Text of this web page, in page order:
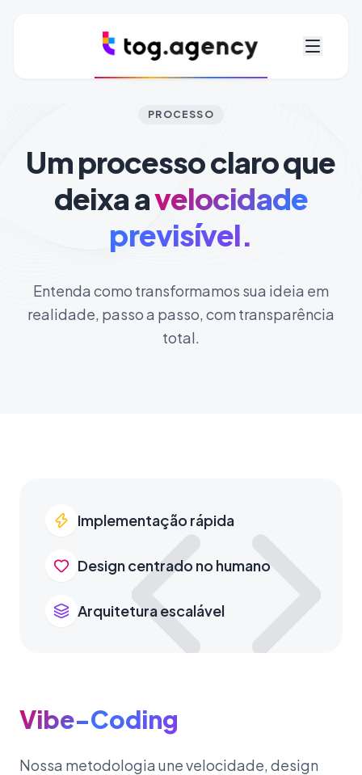
PROCESSO
Um processo claro que
deixa avelocidade
previsível.
Entenda como transformamos sua ideia em
realidade, passo a passo, com transparência
total.
Implementação rápida
Design centrado no humano
Arquitetura escalável
Vibe-Coding
Nossa metodologia une velocidade, design